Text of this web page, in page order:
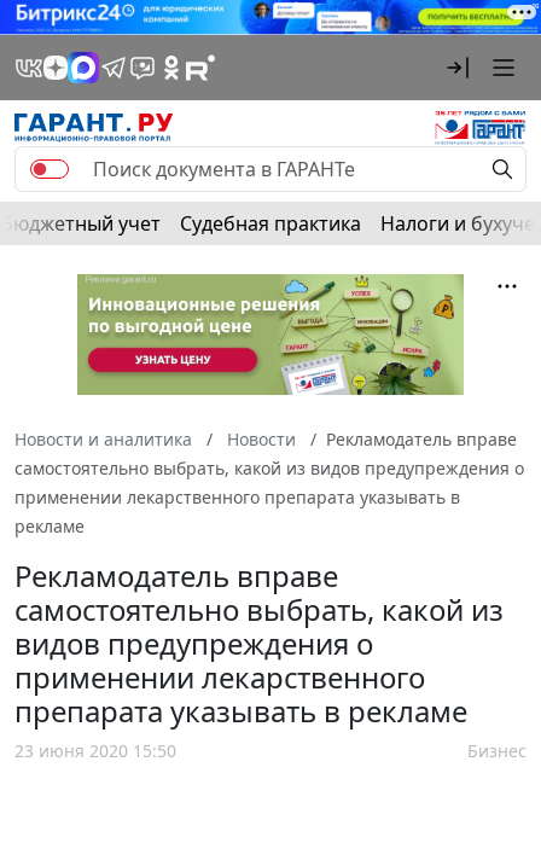
Бюджетный учет Судебная практика Налоги и
Новости и аналитика Новости
Рекламодатель вправе
самостоятельно выбрать, какой из видов предупреждения о
применении лекарственного препарата указывать в
рекламе
Рекламодатель вправе
самостоятельно выбрать, какой из
видов предупреждения о
применении лекарственного
препарата указывать в рекламе
23 июня 2020 15:50 Бизнес